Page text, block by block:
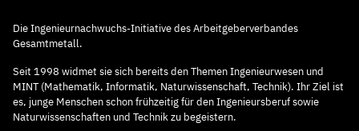
Die Ingenieurnachwuchs-Initiative des Arbeitgeberverbandes
Gesamtmetall.
Seit 1998 widmet sie sich bereits den Themen Ingenieurwesen und
MINT (Mathematik, Informatik, Naturwissenschaft, Technik). Ihr Ziel ist
es, junge Menschen schon frühzeitig für den Ingenieursberuf sowie
Naturwissenschaften und Technik zu begeistern.